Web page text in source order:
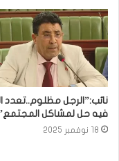
نائب:”الرجل مظلوم..تعدد
فيه حل لمشاكل
18 نوفمبر 2025